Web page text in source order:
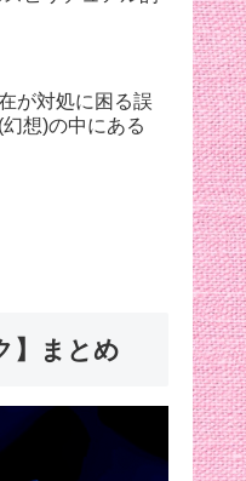
が対処に困る誤
想)の中にある
】まとめ